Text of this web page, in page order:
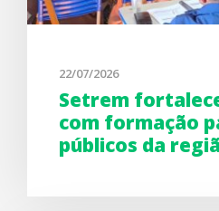
22/07/2026
Setrem
com formação
públicos da